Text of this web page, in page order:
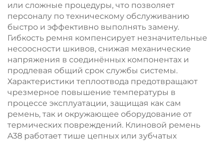
или сложные процедуры, что позволяет
персоналу по техническому обслуживанию
быстро и эффективно выполнять замену.
Гибкость ремня компенсирует незначительные
несоосности шкивов, снижая механические
напряжения в соединённых компонентах и
продлевая общий срок службы системы.
Характеристики теплоотвода предотвращают
чрезмерное повышение температуры в
процессе эксплуатации, защищая как сам
ремень, так и окружающее оборудование от
термических повреждений. Клиновой ремень
A38 работает тише цепных или зубчатых